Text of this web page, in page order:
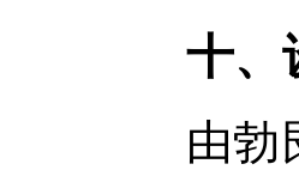
十、
由勃